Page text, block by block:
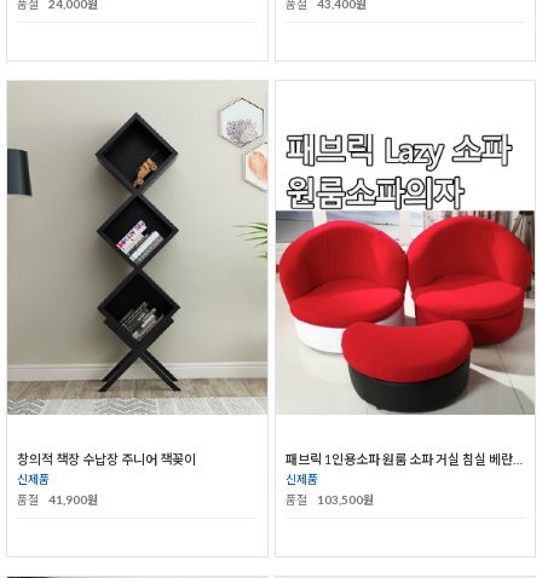
품절 24,000원 품절 43,400원
창의적 책장 수납장 주니어 책꽂이
신제품
품절
41,900원
패브릭 1인용소파 원룸 소파 거실 침실 베란다소파
신제품
품절
103,500원